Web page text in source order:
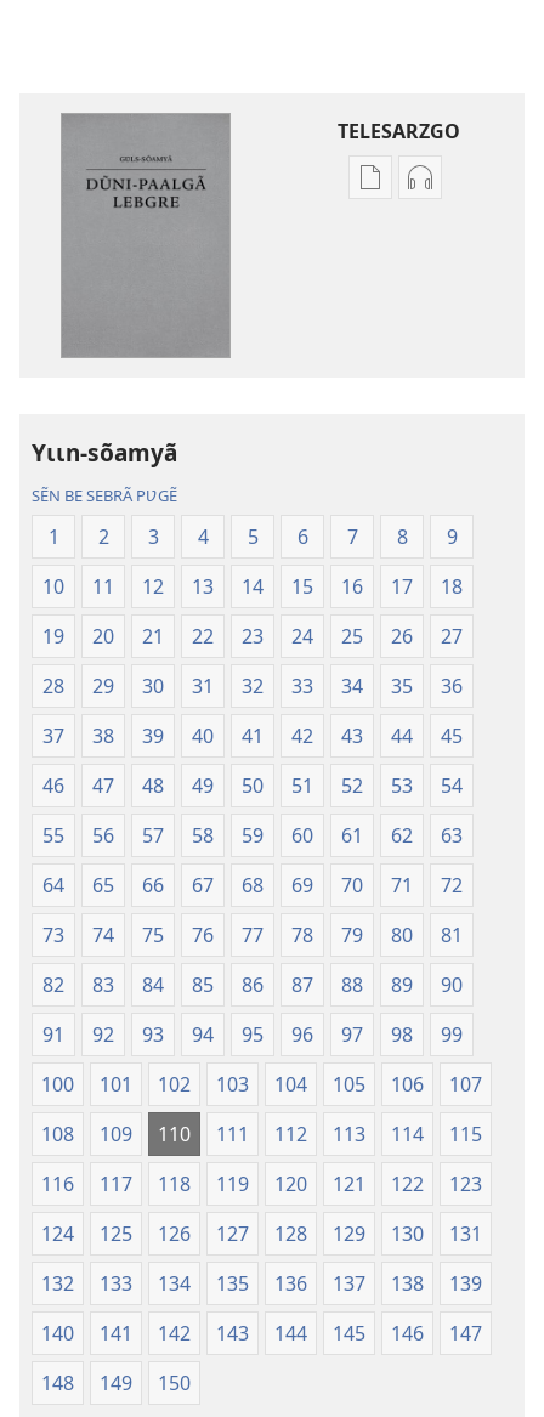
TELESARZGO
OptionsOptions
Yɩɩn-sõamyã
SẼN BE SEBRÃ PƲGẼ
1 2 3 4 5 6 7 8
9
10
11 12 13 14 15 16 17
18
19
20 21 22 23 24 25 26
27
28
29 30 31 32 33 34 35
36
37
38 39 40 41 42 43 44
45
46
47 48 49 50 51 52 53
54
55
56 57 58 59 60 61 62
63
64
65 66 67 68 69 70 71
72
73
74 75 76 77 78 79 80
81
82
83 84 85 86 87 88 89
90
91
92 93 94 95 96 97 98
99
100
101 102 103 104 105 106
107
108
109 110 111 112 113 114
115
116
117 118 119 120 121 122
123
124
125 126 127 128 129 130
131
132
133 134 135 136 137 138
139
140
141 142 143 144 145 146
147
148
149 150